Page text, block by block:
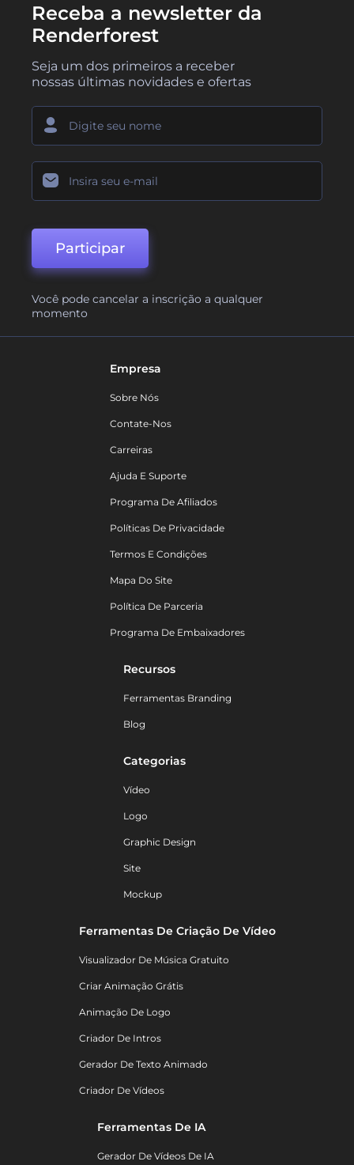
Receba a newsletter da
Renderforest
Seja um dos primeiros a receber
nossas últimas novidades e ofertas
Participar
Você pode cancelar a inscrição a qualquer
momento
Empresa
Sobre Nós
Contate-Nos
Carreiras
Ajuda E Suporte
Programa De Afiliados
Políticas De Privacidade
Termos E Condições
Mapa Do Site
Política De Parceria
Programa De Embaixadores
Recursos
Ferramentas Branding
Blog
Categorias
Vídeo
Logo
Graphic Design
Site
Mockup
Ferramentas De Criação De Vídeo
Visualizador De Música Gratuito
Criar Animação Grátis
Animação De Logo
Criador De Intros
Gerador De Texto Animado
Criador De Vídeos
Ferramentas De IA
Gerador De Vídeos De IA